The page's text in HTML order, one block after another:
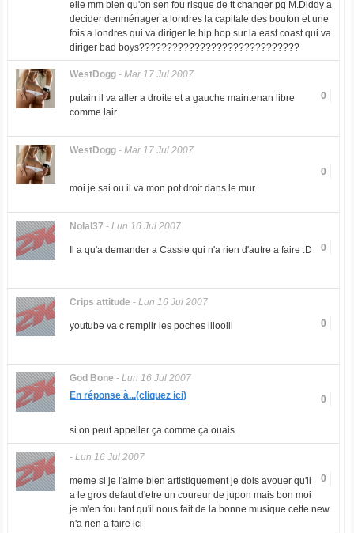
elle mm bien qu'on sen fou risque de tt changer pq M.Diddy a
decider denménager a londres la capitale des boufon et une
fois a londres qui va diriger le hip hop sur la east coast qui va
diriger bad boys?????????????????????????????
WestDogg- Mar 17 Jul 2007
0
putain il va aller a droite et a gauche maintenan libre
comme lair
WestDogg- Mar 17 Jul 2007
0
moi je sai ou il va mon pot droit dans le mur
Nolal37 - Lun 16 Jul 2007
0
Il a qu'a demander a Cassie qui n'a rien d'autre a faire :D
Crips attitude - Lun 16 Jul 2007
0
youtube va c remplir les poches llloolll
God Bone - Lun 16 Jul 2007
0
En réponse à...(cliquez ici)
si on peut appeller ça comme ça ouais
- Lun 16 Jul 2007
0
meme si je l'aime bien artistiquement je dois avouer qu'il
a le gros defaut d'etre un coureur de jupon mais bon moi
je m'en fou tant qu'il nous fait de la bonne musique cette new
n'a rien a faire ici